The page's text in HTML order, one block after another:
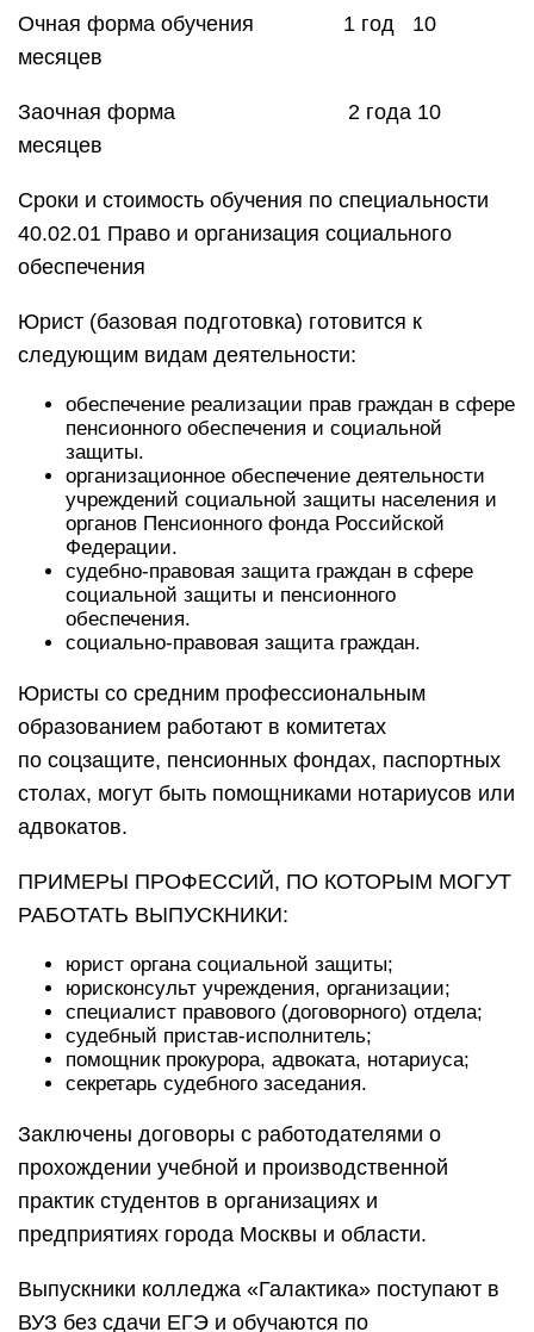
Очная форма обучения 1 год 10
месяцев
Заочная форма 2 года 10
месяцев
Сроки и стоимость обучения по специальности
40.02.01 Право и организация социального
обеспечения
Юрист (базовая подготовка) готовится к
следующим видам деятельности:
обеспечение реализации прав граждан в сфере
пенсионного обеспечения и социальной
защиты.
организационное обеспечение деятельности
учреждений социальной защиты населения и
органов Пенсионного фонда Российской
Федерации.
судебно-правовая защита граждан в сфере
социальной защиты и пенсионного
обеспечения.
социально-правовая защита граждан.
Юристы со средним профессиональным
образованием работают в комитетах
по соцзащите, пенсионных фондах, паспортных
столах, могут быть помощниками нотариусов или
адвокатов.
ПРИМЕРЫ ПРОФЕССИЙ, ПО КОТОРЫМ МОГУТ
РАБОТАТЬ ВЫПУСКНИКИ:
юрист органа социальной защиты;
юрисконсульт учреждения, организации;
специалист правового (договорного) отдела;
судебный пристав-исполнитель;
помощник прокурора, адвоката, нотариуса;
секретарь судебного заседания.
Заключены договоры с работодателями о
прохождении учебной и производственной
практик студентов в организациях и
предприятиях города Москвы и области.
Выпускники колледжа «Галактика» поступают в
ВУЗ без сдачи ЕГЭ и обучаются по